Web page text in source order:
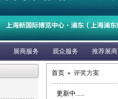
展商服务 观众服务 推荐展商
首页 » 评奖方案
更新中......